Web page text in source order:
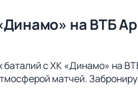
на ВТБ
баталий с ХК «Динамо» на
матчей.